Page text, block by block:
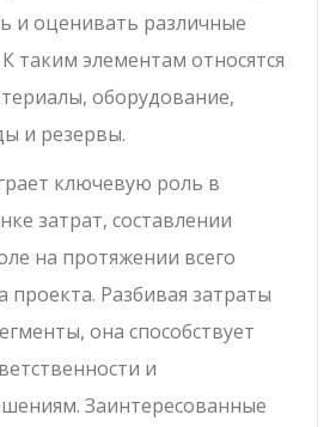
и оценивать различные
таким элементам относятся
оборудование,
и резервы.
ключевую роль в
затрат, составлении
на протяжении всего
проекта. Разбивая затраты
она способствует
и
Заинтересованные